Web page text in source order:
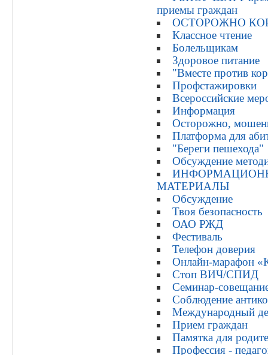
приемы граждан
ОСТОРОЖНО
Классное чтение
Болельщикам
Здоровое питание
"Вместе против
Профстажировки
Всероссийские
Информация
Осторожно,
Платформа для
"Береги пешехода"
Обсуждение
МАТЕРИАЛЫ
Обсуждение
Твоя безопасность
ОАО РЖД
Фестиваль
Телефон доверия
Онлайн-марафон
Стоп ВИЧ/СПИД
Семинар-
Соблюдение
Международный
Прием граждан
Памятка для
Профессия -